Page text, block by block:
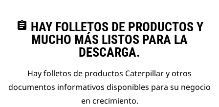
assignment HAY FOLLETOS DE PRODUCTOS Y
MUCHO MÁS LISTOS PARA LA
DESCARGA.
Hay folletos de productos Caterpillar y otros
documentos informativos disponibles para su negocio
en crecimiento.